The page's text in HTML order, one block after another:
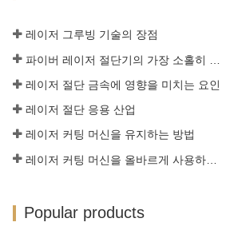
가 짧으며 생산 구성
낮은 용접 베드 기술
재료는 더 넓은 범위,
레이저 그루빙 기술의 장점
레이저 절단 금속에 영향을 미치는 요인
레이저 절단 응용 산업
레이저 커팅 머신을 유지하는 방법
Popular products